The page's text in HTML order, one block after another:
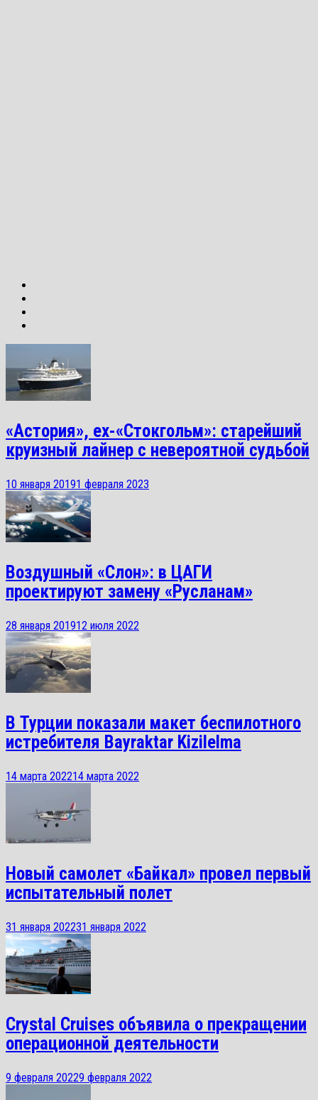
«Астория», ex-«Стокгольм»: старейший
круизный лайнер с невероятной судьбой
10 января 20191 февраля 2023
Воздушный «Слон»: в ЦАГИ
проектируют замену «Русланам»
28 января 201912 июля 2022
В Турции показали макет беспилотного
истребителя Bayraktar Kizilelma
14 марта 202214 марта 2022
Новый самолет «Байкал» провел первый
испытательный полет
31 января 202231 января 2022
Crystal Cruises объявила о прекращении
операционной деятельности
9 февраля 20229 февраля 2022